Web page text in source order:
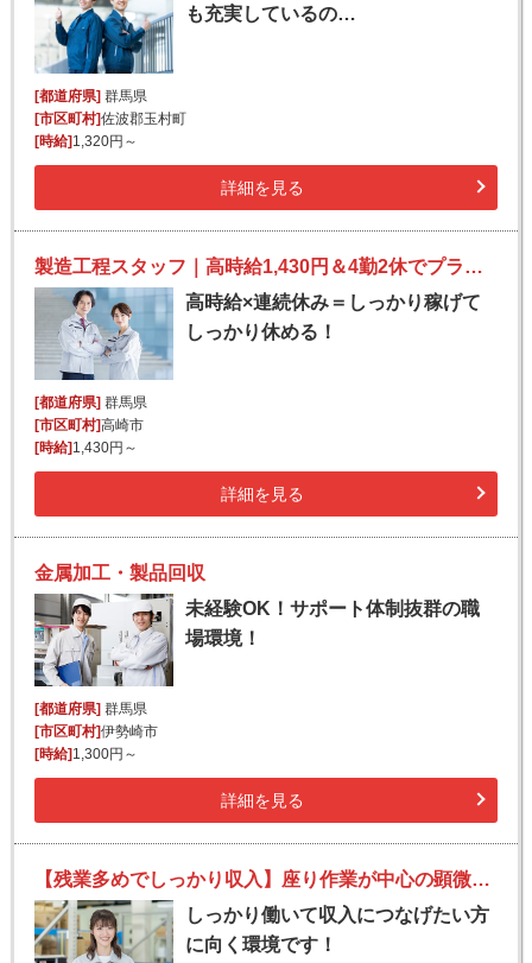
も充実しているの…
[都道府県]群馬県
[市区町村]佐波郡玉村町
[時給]1,320円～
詳細を見る
製造工程スタッフ｜高時給1,430円＆4勤2休でプライベート充実
高時給×連続休み＝しっかり稼げて
しっかり休める！
[都道府県]群馬県
[市区町村]高崎市
[時給]1,430円～
詳細を見る
金属加工・製品回収
未経験OK！サポート体制抜群の職
場環境！
[都道府県]群馬県
[市区町村]伊勢崎市
[時給]1,300円～
詳細を見る
【残業多めでしっかり収入】座り作業が中心の顕微鏡を使った検査業務
しっかり働いて収入につなげたい方
に向く環境です！